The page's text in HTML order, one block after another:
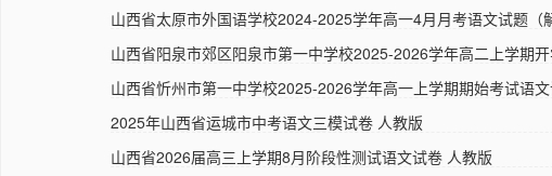
山西省太原市外国语学校2024-2025学年高一4月月考语文试题（
山西省阳泉市郊区阳泉市第一中学校2025-2026学年高二上学期
山西省忻州市第一中学校2025-2026学年高一上学期期始考试语
2025年山西省运城市中考语文三模试卷 人教版
山西省2026届高三上学期8月阶段性测试语文试卷 人教版